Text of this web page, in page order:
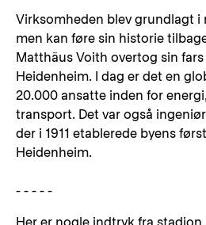
Virksomheden blev grundlagt i
men kan føre sin historie
Matthäus Voith overtog sin
Heidenheim. I dag er det en
20.000 ansatte inden for
transport. Det var også
der i 1911 etablerede byens
Heidenheim.
- - - - -